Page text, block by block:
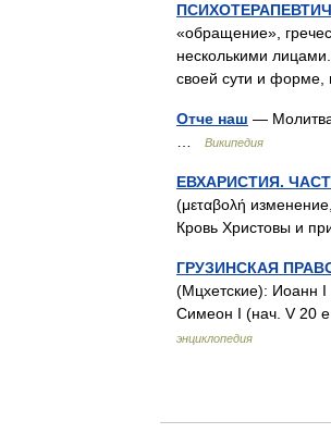
«обращение»,
несколькими
своей сути и
Отче наш — Молитва
Википедия
ЕВХАРИСТИЯ.
(μεταβολή
Кровь Христовы и
ГРУЗИНСКАЯ
(Мцхетские): Иоанн I
Симеон I (нач. V 20
энциклопедия